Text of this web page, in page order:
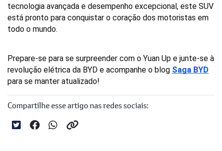
tecnologia avançada e desempenho excepcional, este SUV
está pronto para conquistar o coração dos motoristas em
todo o mundo.
Prepare-se para se surpreender com o Yuan Up e junte-se à
revolução elétrica da BYD e acompanhe o blog Saga BYD
para se manter atualizado!
Compartilhe esse artigo nas redes sociais: